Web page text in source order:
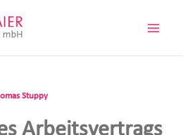
Stuppy
Arbeitsvertrags